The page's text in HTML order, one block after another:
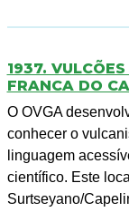
1937.
FRANCA DO
O OVGA
conhecer o
linguagem
científico. Este
Surtseyano/